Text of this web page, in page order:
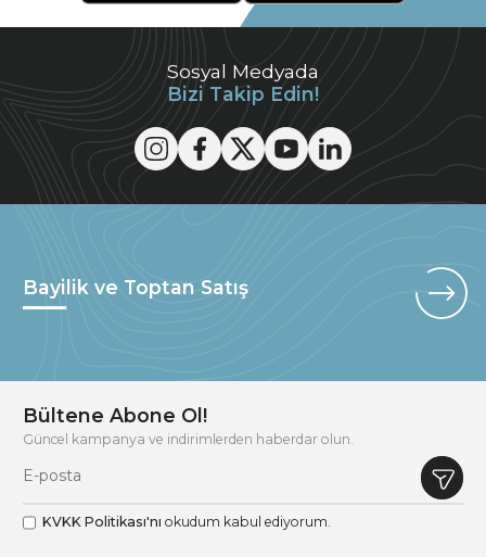
Sosyal Medyada
Bizi Takip Edin!
Bayilik ve Toptan Satış
Bültene Abone Ol!
Güncel kampanya ve indirimlerden haberdar olun.
KVKK Politikası'nı okudum kabul ediyorum.